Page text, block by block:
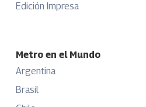
Edición Impresa
Metro en el Mundo
Argentina
Brasil